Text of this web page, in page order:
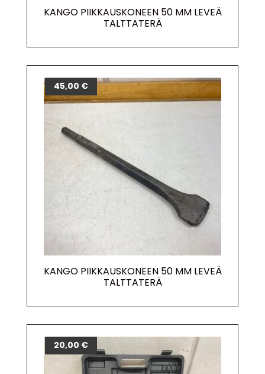
KANGO PIIKKAUSKONEEN 50 MM LEVEÄ
TALTTATERÄ
KANGO PIIKKAUSKONEEN 50 MM LEVEÄ
TALTTATERÄ
45,00 €
20,00 €